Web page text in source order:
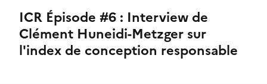
ICR Épisode #6 : Interview de
Clément Huneidi-Metzger sur
l'index de conception responsable